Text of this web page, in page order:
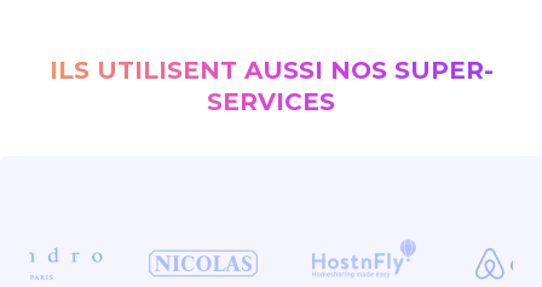
ILS UTILISENT AUSSI NOS SUPER-
SERVICES